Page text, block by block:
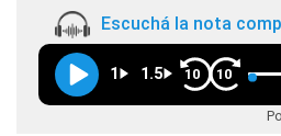
Escuchá la nota
1 1.5 10 10